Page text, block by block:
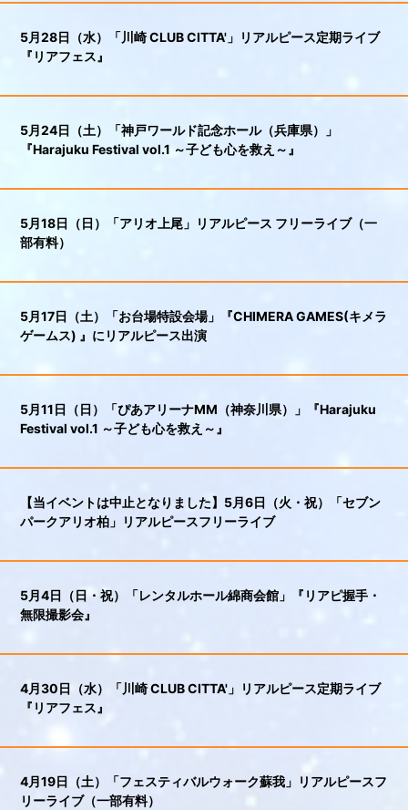
5月28日（水）「川崎 CLUB CITTA'」リアルピース定期ライブ
『リアフェス』
5月24日（土）「神戸ワールド記念ホール（兵庫県）」
『Harajuku Festival vol.1 ～子ども心を救え～』
5月18日（日）「アリオ上尾」リアルピース フリーライブ（一
部有料）
5月17日（土）「お台場特設会場」『CHIMERA GAMES(キメラ
ゲームス) 』にリアルピース出演
5月11日（日）「ぴあアリーナMM（神奈川県）」『Harajuku
Festival vol.1 ～子ども心を救え～』
【当イベントは中止となりました】5月6日（火・祝）「セブン
パークアリオ柏」リアルピースフリーライブ
5月4日（日・祝）「レンタルホール綿商会館」『リアピ握手・
無限撮影会』
4月30日（水）「川崎 CLUB CITTA'」リアルピース定期ライブ
『リアフェス』
4月19日（土）「フェスティバルウォーク蘇我」リアルピースフ
リーライブ（一部有料）